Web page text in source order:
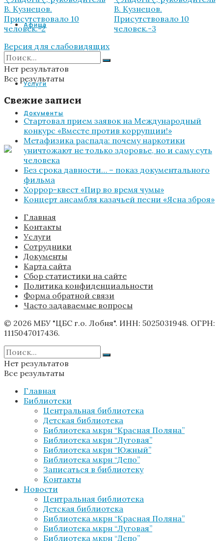
Афиша
VR
Услуги
Документы
Версия для слабовидящих
Нет результатов
Все результаты
Свежие записи
Стартовал прием заявок на Международный
конкурс «Вместе против коррупции!»
Метафизика распада: почему наркотики
уничтожают не только здоровье, но и саму суть
человека
Без срока давности… – показ документального
фильма
Хоррор-квест «Пир во время чумы»
Концерт ансамбля казачьей песни «Ясна зброя»
Главная
Контакты
Услуги
Сотрудники
Документы
Карта сайта
Сбор статистики на сайте
Политика конфиденциальности
Форма обратной связи
Часто задаваемые вопросы
© 2026 МБУ "ЦБС г.о. Лобня". ИНН: 5025031948. ОГРН:
1115047017436.
Нет результатов
Все результаты
Главная
Библиотеки
Центральная библиотека
Детская библиотека
Библиотека мкрн “Красная Поляна”
Библиотека мкрн “Луговая”
Библиотека мкрн “Южный”
Библиотека мкрн “Депо”
Записаться в библиотеку
Контакты
Новости
Центральная библиотека
Детская библиотека
Библиотека мкрн “Красная Поляна”
Библиотека мкрн “Луговая”
Библиотека мкрн “Депо”